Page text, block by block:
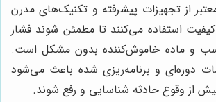
از تجهیزات پیشرفته و تکنیک‌های مدرن
کیفیت استفاده می‌کنند تا مطمئن شوند فشار
و ماده خاموش‌کننده بدون مشکل است.
دوره‌ای و برنامه‌ریزی شده باعث می‌شود
از وقوع حادثه شناسایی و رفع شوند.